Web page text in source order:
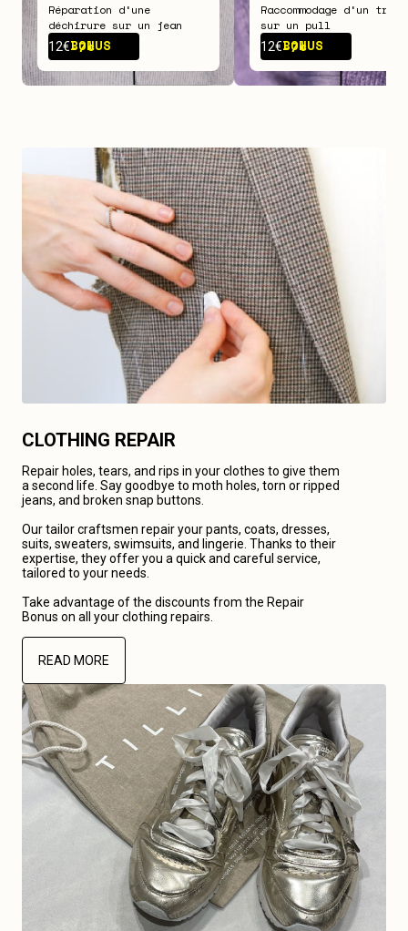
Réparation d‘une
déchirure sur un jean
12€BONUS -7€
Raccommodage d‘un trou
sur un pull
12€BONUS -7€
CLOTHING REPAIR
Repair holes, tears, and rips in your clothes to give them
a second life. Say goodbye to moth holes, torn or ripped
jeans, and broken snap buttons.
Our tailor craftsmen repair your pants, coats, dresses,
suits, sweaters, swimsuits, and lingerie. Thanks to their
expertise, they offer you a quick and careful service,
tailored to your needs.
Take advantage of the discounts from the Repair
Bonus on all your clothing repairs.
READ MORE